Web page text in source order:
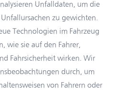
Unfalldaten, um die
zu gewichten.
Technologien im Fahrzeug
wie sie auf den Fahrer,
Fahrsicherheit wirken. Wir
durch, um
von Fahrern oder